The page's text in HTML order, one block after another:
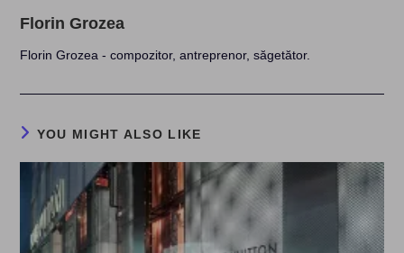
Florin Grozea
Florin Grozea - compozitor, antreprenor, săgetător.
YOU MIGHT ALSO LIKE